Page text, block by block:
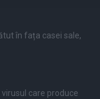
în fața casei sale,
care produce